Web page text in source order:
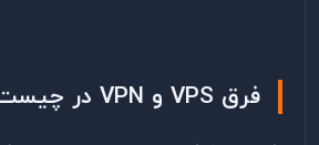
فرق VPS و VPN در